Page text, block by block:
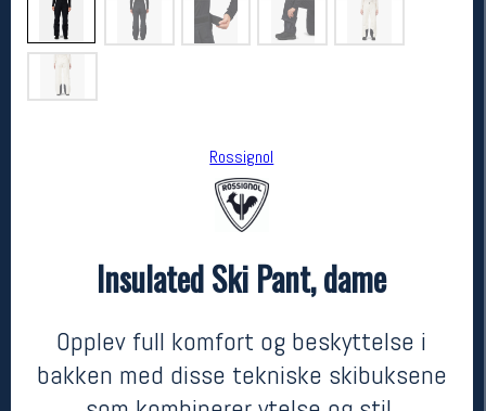
Rossignol
Insulated Ski Pant, dame
Opplev full komfort og beskyttelse i
bakken med disse tekniske skibuksene
Rossignol
kr 2500